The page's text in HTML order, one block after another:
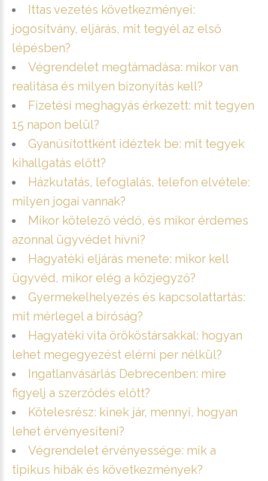
Ittas vezetés következményei:
jogosítvány, eljárás, mit tegyél az első
lépésben?
Végrendelet megtámadása: mikor van
realitása és milyen bizonyítás kell?
Fizetési meghagyás érkezett: mit tegyen
15 napon belül?
Gyanúsítottként idéztek be: mit tegyek
kihallgatás előtt?
Házkutatás, lefoglalás, telefon elvétele:
milyen jogai vannak?
Mikor kötelező védő, és mikor érdemes
azonnal ügyvédet hívni?
Hagyatéki eljárás menete: mikor kell
ügyvéd, mikor elég a közjegyző?
Gyermekelhelyezés és kapcsolattartás:
mit mérlegel a bíróság?
Hagyatéki vita örököstársakkal: hogyan
lehet megegyezést elérni per nélkül?
Ingatlanvásárlás Debrecenben: mire
figyelj a szerződés előtt?
Kötelesrész: kinek jár, mennyi, hogyan
lehet érvényesíteni?
Végrendelet érvényessége: mik a
tipikus hibák és következmények?